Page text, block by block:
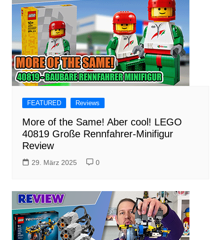
FEATURED Reviews
More of the Same! Aber cool! LEGO
40819 Große Rennfahrer-Minifigur
Review
29. März 2025 0